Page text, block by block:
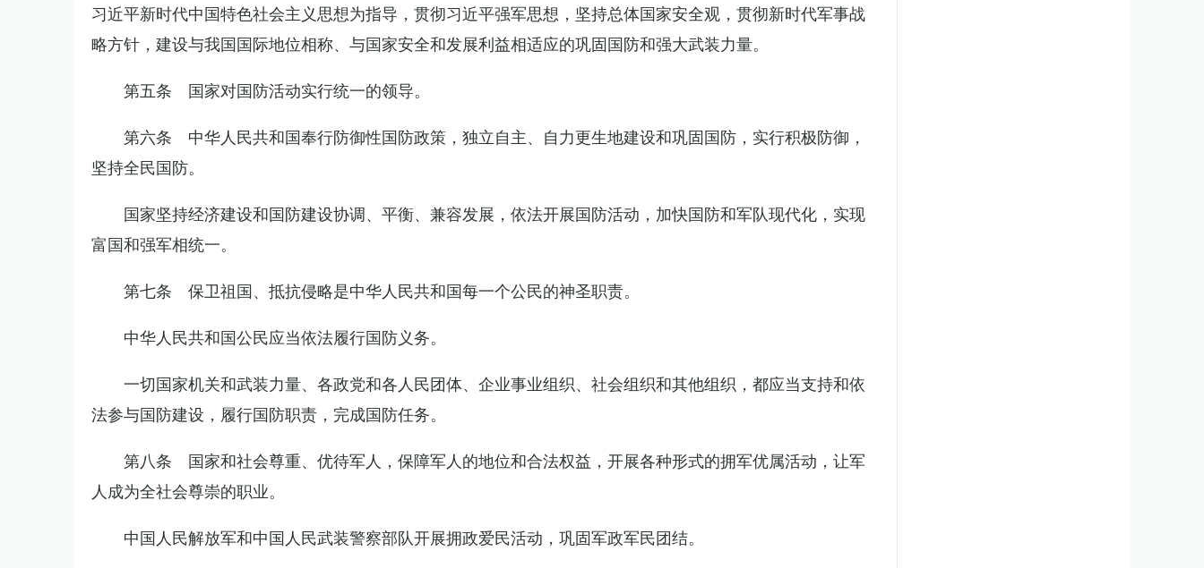
习近平新时代中国特色社会主义思想为指导，贯彻习近平强军思想，坚持总体国家安全观，贯彻新时代军事战
略方针，建设与我国国际地位相称、与国家安全和发展利益相适应的巩固国防和强大武装力量。
第五条 国家对国防活动实行统一的领导。
第六条 中华人民共和国奉行防御性国防政策，独立自主、自力更生地建设和巩固国防，实行积极防御，
坚持全民国防。
国家坚持经济建设和国防建设协调、平衡、兼容发展，依法开展国防活动，加快国防和军队现代化，实现
富国和强军相统一。
第七条 保卫祖国、抵抗侵略是中华人民共和国每一个公民的神圣职责。
中华人民共和国公民应当依法履行国防义务。
一切国家机关和武装力量、各政党和各人民团体、企业事业组织、社会组织和其他组织，都应当支持和依
法参与国防建设，履行国防职责，完成国防任务。
第八条 国家和社会尊重、优待军人，保障军人的地位和合法权益，开展各种形式的拥军优属活动，让军
人成为全社会尊崇的职业。
中国人民解放军和中国人民武装警察部队开展拥政爱民活动，巩固军政军民团结。